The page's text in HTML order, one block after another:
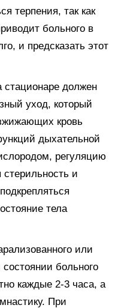
терпения, так как
больного в
и предсказать этот
должен
уход, который
кровь
дыхательной
регуляцию
и
тела
или
больного
каждые 2-3 часа, а
При